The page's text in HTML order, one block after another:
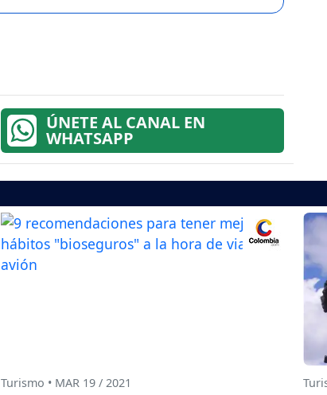
ÚNETE AL CANAL EN
WHATSAPP
Turismo • MAR 19 / 2021